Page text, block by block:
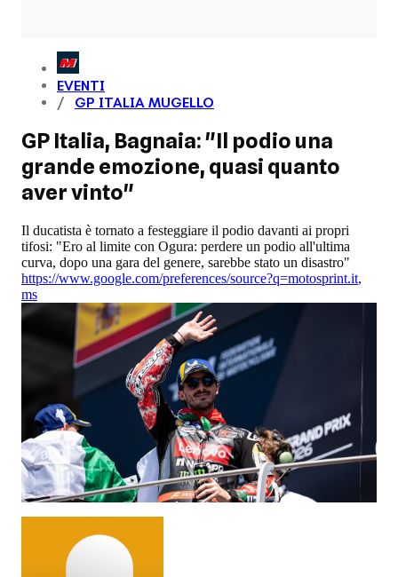
EVENTI
GP ITALIA MUGELLO
GP Italia, Bagnaia: "Il podio una
grande emozione, quasi quanto
aver vinto"
Il ducatista è tornato a festeggiare il podio davanti ai propri
tifosi: "Ero al limite con Ogura: perdere un podio all'ultima
curva, dopo una gara del genere, sarebbe stato un disastro"
https://www.google.com/preferences/source?q=motosprint.it,
ms